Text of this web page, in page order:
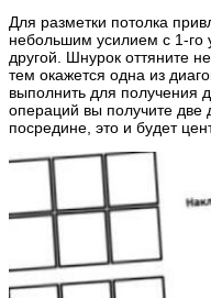
Для разметки потолка
небольшим усилием с 1-го
другой. Шнурок оттяните
тем окажется одна из
выполнить для получения
операций вы получите две
посредине, это и будет